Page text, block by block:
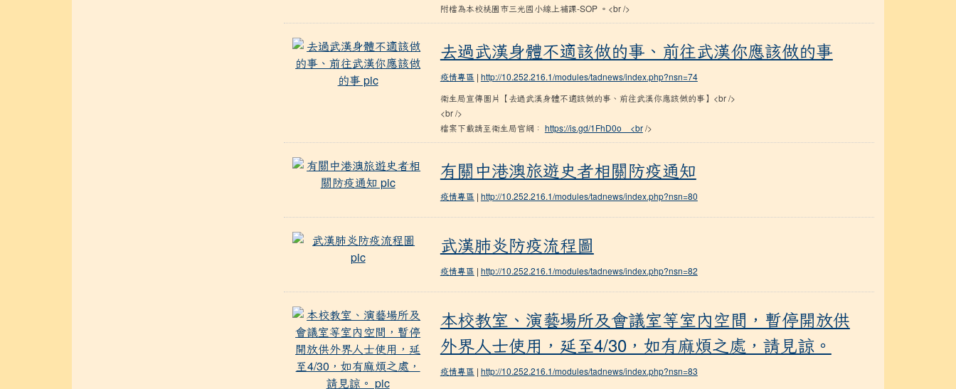
附檔為本校桃園市三光國小線上補課-SOP 。<br />
去過武漢身體不適該做的事、前往武漢你應該做的事
去過武漢身體不適該做的事、前往武漢你應該做的事
疫情專區 | http://10.252.216.1/modules/tadnews/index.php?nsn=74
衛生局宣傳圖片【去過武漢身體不適該做的事、前往武漢你應該做的事】<br />
<br />
檔案下載請至衛生局官網： https://is.gd/1FhD0o <br/>
有關中港澳旅遊史者相關防疫通知
有關中港澳旅遊史者相關防疫通知
疫情專區 | http://10.252.216.1/modules/tadnews/index.php?nsn=80
武漢肺炎防疫流程圖
武漢肺炎防疫流程圖
疫情專區 | http://10.252.216.1/modules/tadnews/index.php?nsn=82
本校教室、演藝場所及會議室等室內空間，暫停開放供外界人士使用，延至4/30，如有麻煩之處，請見諒。
本校教室、演藝場所及會議室等室內空間，暫停開放供
外界人士使用，延至4/30，如有麻煩之處，請見諒。
疫情專區 | http://10.252.216.1/modules/tadnews/index.php?nsn=83